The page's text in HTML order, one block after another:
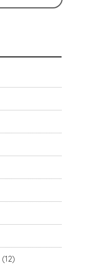
(12)